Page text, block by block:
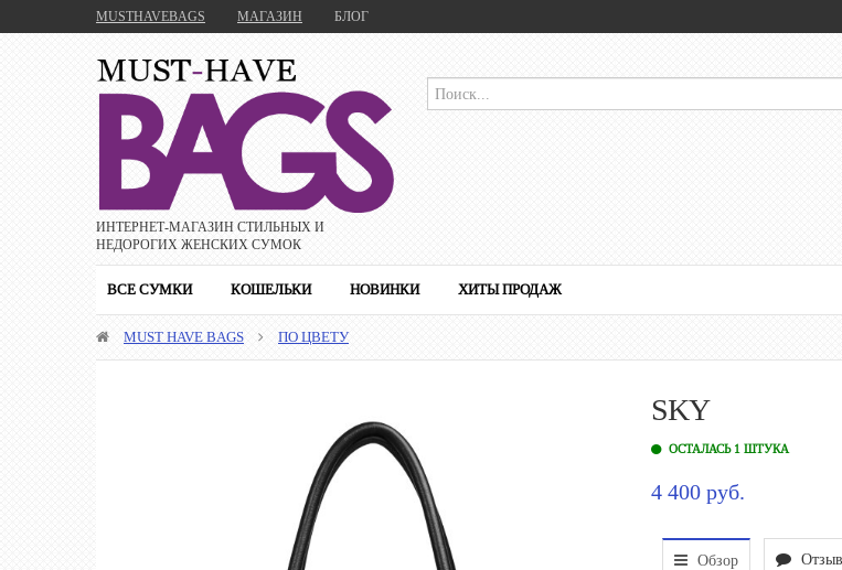
MUSTHAVEBAGS МАГАЗИН БЛОГ
ИНТЕРНЕТ-МАГАЗИН CТИЛЬНЫХ И
НЕДОРОГИХ ЖЕНСКИХ СУМОК
ВСЕ СУМКИ КОШЕЛЬКИ НОВИНКИ ХИТЫ ПРОДАЖ
MUST HAVE BAGS ПО ЦВЕТУ
SKY
ОСТАЛАСЬ 1 ШТУКА
4 400 руб.
Обзор